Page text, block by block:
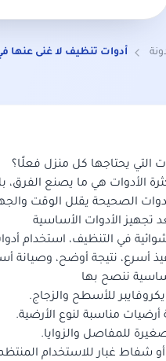
أدوات تنظيف لا غنى عنها
التي يحتاجها كل منزل فعلًا؟
الأدوات هي ما يصنع الفرق، بل
الصحيحة يقلل الوقت
تجهيز الأدوات الأساسية
في التنظيف، استخدام
أسرع، نتيجة أوضح، وصيانة
ننصح بها
للأسطح والزجاج.
مناسبة لنوع الأرضية.
للمفاصل والزوايا.
شفاط غبار للاستخدام